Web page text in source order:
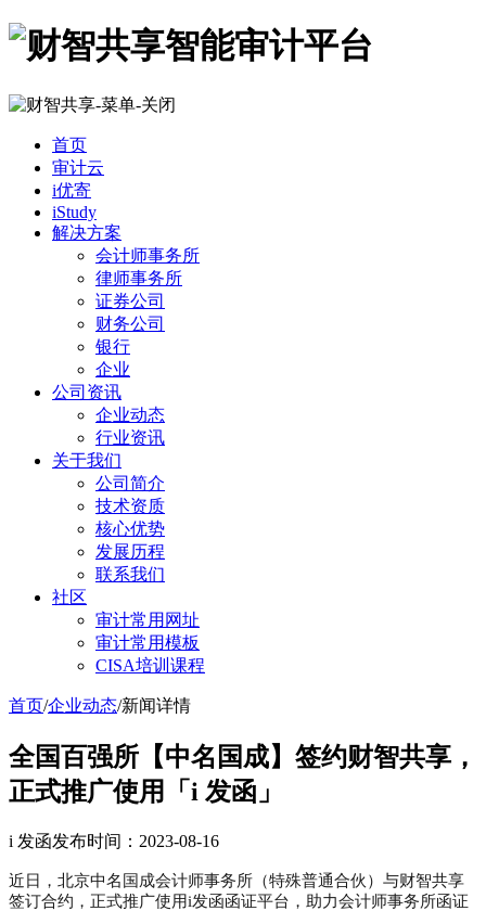
首页
审计云
i优寄
iStudy
解决方案
会计师事务所
律师事务所
证券公司
财务公司
银行
企业
公司资讯
企业动态
行业资讯
关于我们
公司简介
技术资质
核心优势
发展历程
联系我们
社区
审计常用网址
审计常用模板
CISA培训课程
首页/企业动态/新闻详情
全国百强所【中名国成】签约财智共享，
正式推广使用「i 发函」
i 发函发布时间：2023-08-16
近日，北京中名国成会计师事务所（特殊普通合伙）与财智共享
签订合约，正式推广使用i发函函证平台，助力会计师事务所函证